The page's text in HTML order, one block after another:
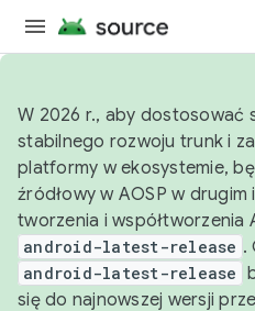
W 2026 r., aby dostosować
stabilnego rozwoju trunk i
platformy w ekosystemie,
źródłowy w AOSP w
tworzenia i współtworzenia
android-latest-release .
android-latest-release
się do najnowszej wersji